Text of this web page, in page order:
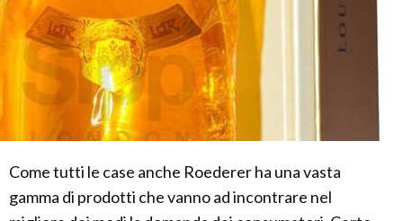
Come tutti le case anche Roederer ha una vasta
gamma di prodotti che vanno ad incontrare nel